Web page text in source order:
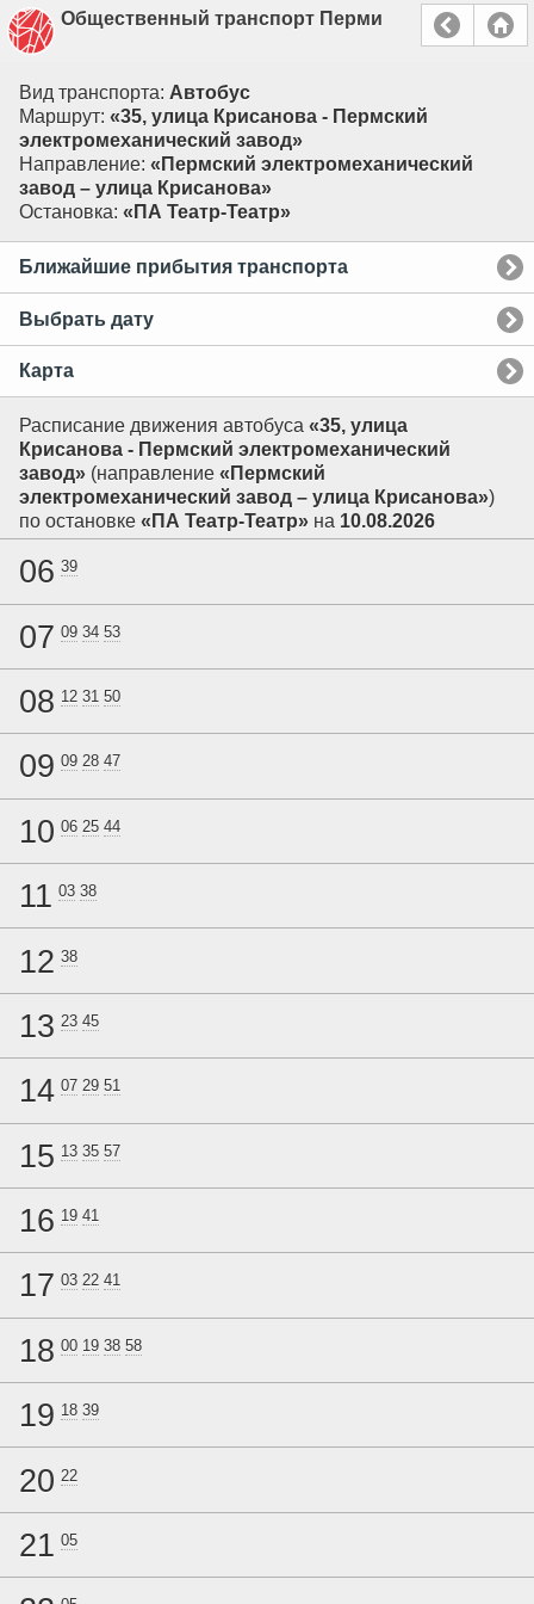
Общественный транспорт Перми
Вид транспорта: Автобус
Маршрут: «35, улица Крисанова - Пермский
электромеханический завод»
Направление: «Пермский электромеханический
завод – улица Крисанова»
Остановка: «ПА Театр-Театр»
Ближайшие прибытия транспорта
Выбрать дату
Карта
Расписание движения автобуса «35, улица
Крисанова - Пермский электромеханический
завод» (направление «Пермский
электромеханический завод – улица Крисанова»)
по остановке «ПА Театр-Театр» на 10.08.2026
06 39
07 09 34 53
08 12 31 50
09 09 28 47
10 06 25 44
11 03 38
12 38
13 23 45
14 07 29 51
15 13 35 57
16 19 41
17 03 22 41
18 00 19 38 58
19 18 39
20 22
21 05